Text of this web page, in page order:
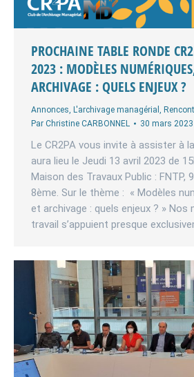
PROCHAINE TABLE RONDE
2023 : MODÈLES
ARCHIVAGE : QUELS ENJEUX ?
Annonces, L'archivage managérial ,
Par Christine CARBONNEL 30 mars 2023
Le CR2PA vous invite à assister à
aura lieu le Jeudi 13 avril 2023 de
Maison des Travaux Public : FNTP,
8ème. Sur le thème : « Modèles
et archivage : quels enjeux ? » Nos
travail s’appuient presque